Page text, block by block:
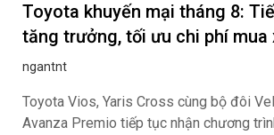
Toyota khuyến mại tháng 8:
tăng trưởng, tối ưu chi phí mua
ngantnt
Toyota Vios, Yaris Cross cùng bộ đôi
Avanza Premio tiếp tục nhận chương